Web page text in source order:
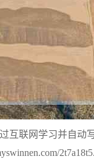
互联网学习并自动